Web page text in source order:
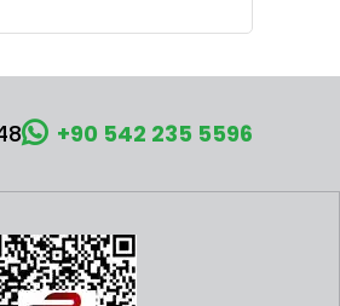
+90 542 235 5596